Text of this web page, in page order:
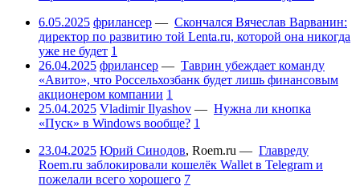
6.05.2025 фрилансер — Скончался Вячеслав Варванин:
директор по развитию той Lenta.ru, которой она никогда
уже не будет 1
26.04.2025 фрилансер — Таврин убеждает команду
«Авито», что Россельхозбанк будет лишь финансовым
акционером компании 1
25.04.2025 Vladimir Ilyashov — Нужна ли кнопка
«Пуск» в Windows вообще? 1
23.04.2025 Юрий Синодов, Roem.ru — Главреду
Roem.ru заблокировали кошелёк Wallet в Telegram и
пожелали всего хорошего 7